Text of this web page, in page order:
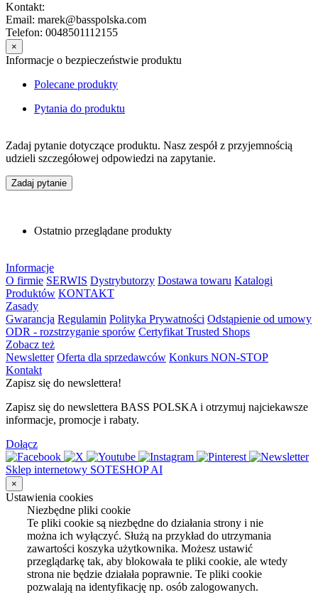
Kontakt:
Email: marek@basspolska.com
Telefon: 0048501112155
×
Informacje o bezpieczeństwie produktu
Polecane produkty
Pytania do produktu
Zadaj pytanie dotyczące produktu. Nasz zespół z przyjemnością
udzieli szczegółowej odpowiedzi na zapytanie.
Zadaj pytanie
Ostatnio przeglądane produkty
Informacje
O firmie SERWIS Dystrybutorzy Dostawa towaru Katalogi
Produktów KONTAKT
Zasady
Gwarancja Regulamin Polityka Prywatności Odstąpienie od umowy
ODR - rozstrzyganie sporów Certyfikat Trusted Shops
Zobacz też
Newsletter Oferta dla sprzedawców Konkurs NON-STOP
Kontakt
Zapisz się do newslettera!
Zapisz się do newslettera BASS POLSKA i otrzymuj najciekawsze
informacje, promocje i rabaty.
Dołącz
Sklep internetowy SOTESHOP AI
×
Ustawienia cookies
Niezbędne pliki cookie
Te pliki cookie są niezbędne do działania strony i nie
można ich wyłączyć. Służą na przykład do utrzymania
zawartości koszyka użytkownika. Możesz ustawić
przeglądarkę tak, aby blokowała te pliki cookie, ale wtedy
strona nie będzie działała poprawnie. Te pliki cookie
pozwalają na identyfikację np. osób zalogowanych.